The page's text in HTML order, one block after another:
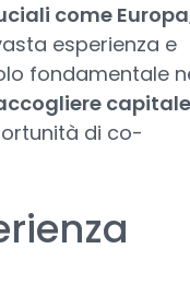
come
esperienza e
fondamentale
di co-